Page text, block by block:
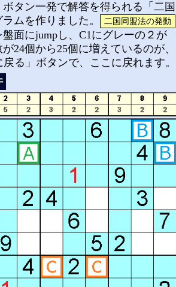
タン一発で解答を得られる「二国
ムを作りました。
面にjumpし、C1にグレーの２が
24個から25個に増えているのが、
る」ボタンで、ここに戻れます。